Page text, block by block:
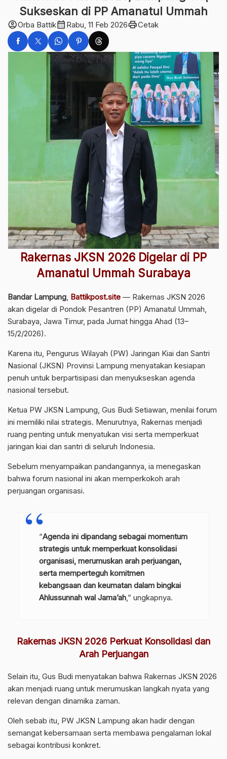
Sukseskan di PP Amanatul Ummah
account_circleOrba Battikcalendar_month Rabu, 11 Feb 2026printCetak
Rakernas JKSN 2026 Digelar di PP
Amanatul Ummah Surabaya
Bandar Lampung, Battikpost.site — Rakernas JKSN 2026
akan digelar di Pondok Pesantren (PP) Amanatul Ummah,
Surabaya, Jawa Timur, pada Jumat hingga Ahad (13–
15/2/2026).
Karena itu, Pengurus Wilayah (PW) Jaringan Kiai dan Santri
Nasional (JKSN) Provinsi Lampung menyatakan kesiapan
penuh untuk berpartisipasi dan menyukseskan agenda
nasional tersebut.
Ketua PW JKSN Lampung, Gus Budi Setiawan, menilai forum
ini memiliki nilai strategis. Menurutnya, Rakernas menjadi
ruang penting untuk menyatukan visi serta memperkuat
jaringan kiai dan santri di seluruh Indonesia.
Sebelum menyampaikan pandangannya, ia menegaskan
bahwa forum nasional ini akan memperkokoh arah
perjuangan organisasi.
“Agenda ini dipandang sebagai momentum
strategis untuk memperkuat konsolidasi
organisasi, merumuskan arah perjuangan,
serta memperteguh komitmen
kebangsaan dan keumatan dalam bingkai
Ahlussunnah wal Jama’ah,” ungkapnya.
Rakernas JKSN 2026 Perkuat Konsolidasi dan
Arah Perjuangan
Selain itu, Gus Budi menyatakan bahwa Rakernas JKSN 2026
akan menjadi ruang untuk merumuskan langkah nyata yang
relevan dengan dinamika zaman.
Oleh sebab itu, PW JKSN Lampung akan hadir dengan
semangat kebersamaan serta membawa pengalaman lokal
sebagai kontribusi konkret.